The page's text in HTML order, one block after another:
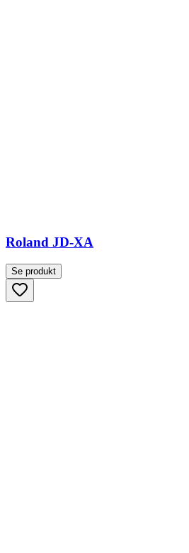
Roland JD-XA
Se produkt